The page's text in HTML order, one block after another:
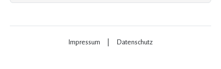
Impressum Datenschutz